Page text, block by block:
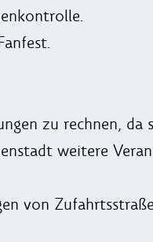
zu rechnen, da
weitere
von